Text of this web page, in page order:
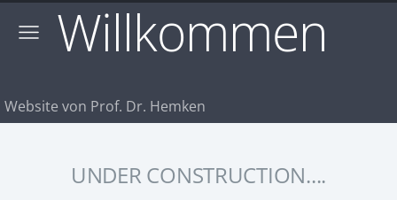
Willkommen
Website von Prof. Dr. Hemken
UNDER CONSTRUCTION....